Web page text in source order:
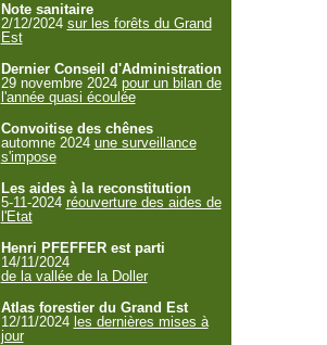
Note sanitaire
2/12/2024 sur les forêts du Grand
Est
Dernier Conseil d'Administration
29 novembre 2024 pour un bilan de
l'année quasi écoulée
Convoitise des chênes
automne 2024 une surveillance
s'impose
Les aides à la reconstitution
5-11-2024 réouverture des aides de
l'Etat
Henri PFEFFER est parti
14/11/2024
de la vallée de la Doller
Atlas forestier du Grand Est
12/11/2024 les dernières mises à
jour